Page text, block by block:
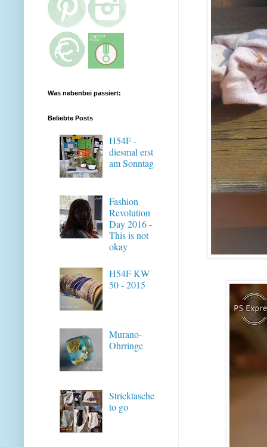
Was nebenbei passiert:
Beliebte Posts
H54F -
diesmal erst
am Sonntag
Fashion
Revolution
Day 2016 -
This is not
okay
H54F KW
50 - 2015
Murano-
Ohrringe
Stricktasche
to go